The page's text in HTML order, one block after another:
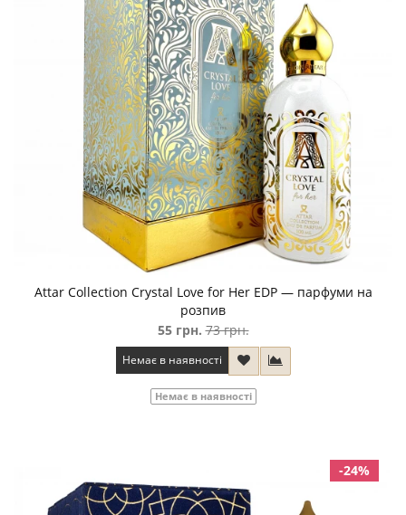
Attar Collection Crystal Love for Her EDP — парфуми на
розпив
55 грн. 73 грн.
Немає в наявності
Немає в наявності
-24%